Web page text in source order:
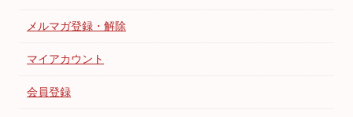
メルマガ登録・解除
マイアカウント
会員登録